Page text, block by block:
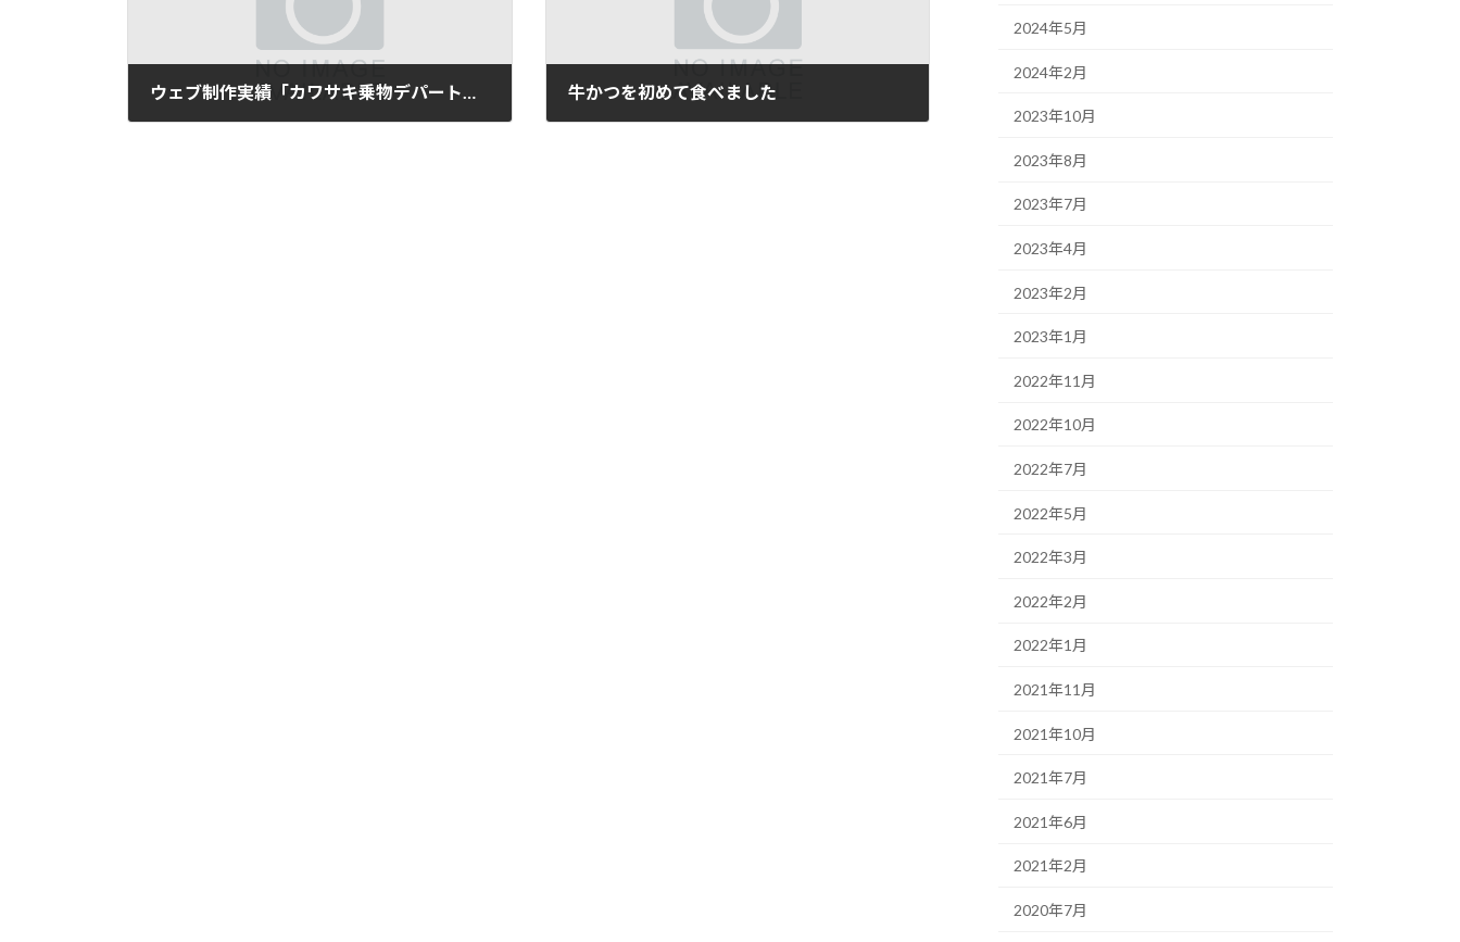
ウェブ制作実績「カワサキ乗物デパート」を更新 牛かつを初めて食べました
2024年5月
2024年2月
2023年10月
2023年8月
2023年7月
2023年4月
2023年2月
2023年1月
2022年11月
2022年10月
2022年7月
2022年5月
2022年3月
2022年2月
2022年1月
2021年11月
2021年10月
2021年7月
2021年6月
2021年2月
2020年7月